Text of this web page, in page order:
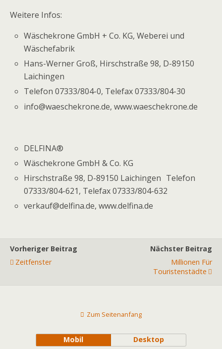
Weitere Infos:
Wäschekrone GmbH + Co. KG, Weberei und
Wäschefabrik
Hans-Werner Groß, Hirschstraße 98, D-89150
Laichingen
Telefon 07333/804-0, Telefax 07333/804-30
info@waeschekrone.de, www.waeschekrone.de
DELFINA®
Wäschekrone GmbH & Co. KG
Hirschstraße 98, D-89150 Laichingen Telefon
07333/804-621, Telefax 07333/804-632
verkauf@delfina.de, www.delfina.de
Vorheriger Beitrag
Zeitfenster
Nächster Beitrag
Millionen Für
Touristenstädte
Zum Seitenanfang
Mobil Desktop